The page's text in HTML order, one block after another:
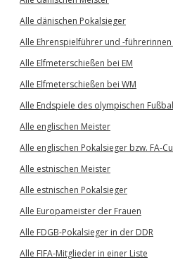
Alle dänischen Pokalsieger
Alle Ehrenspielführer und -führerinnen
Alle Elfmeterschießen bei EM
Alle Elfmeterschießen bei WM
Alle Endspiele des olympischen
Alle englischen Meister
Alle englischen Pokalsieger bzw. FA-
Alle estnischen Meister
Alle estnischen Pokalsieger
Alle Europameister der Frauen
Alle FDGB-Pokalsieger in der DDR
Alle FIFA-Mitglieder in einer Liste